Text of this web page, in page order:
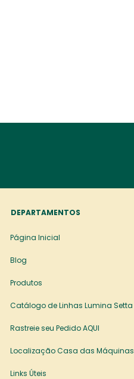
DEPARTAMENTOS
Página Inicial
Blog
Produtos
Catálogo de Linhas Lumina Setta
Rastreie seu Pedido AQUI
Localização Casa das Máquinas
Links Úteis